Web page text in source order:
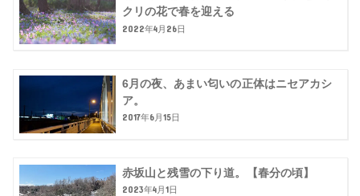
クリの花で春を迎える
2022年4月26日
6月の夜、あまい匂いの正体はニセアカシ
ア。
2017年6月15日
赤坂山と残雪の下り道。【春分の頃】
2023年4月1日